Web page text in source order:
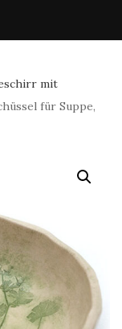
mit
für Suppe,